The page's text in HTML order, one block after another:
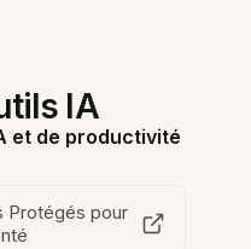
IA
et de productivité
Protégés pour